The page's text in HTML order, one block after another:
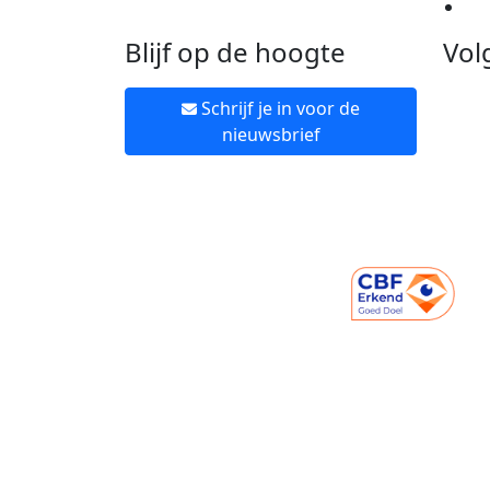
Blijf op de hoogte
Schrijf je in voor de
nieuwsbrief